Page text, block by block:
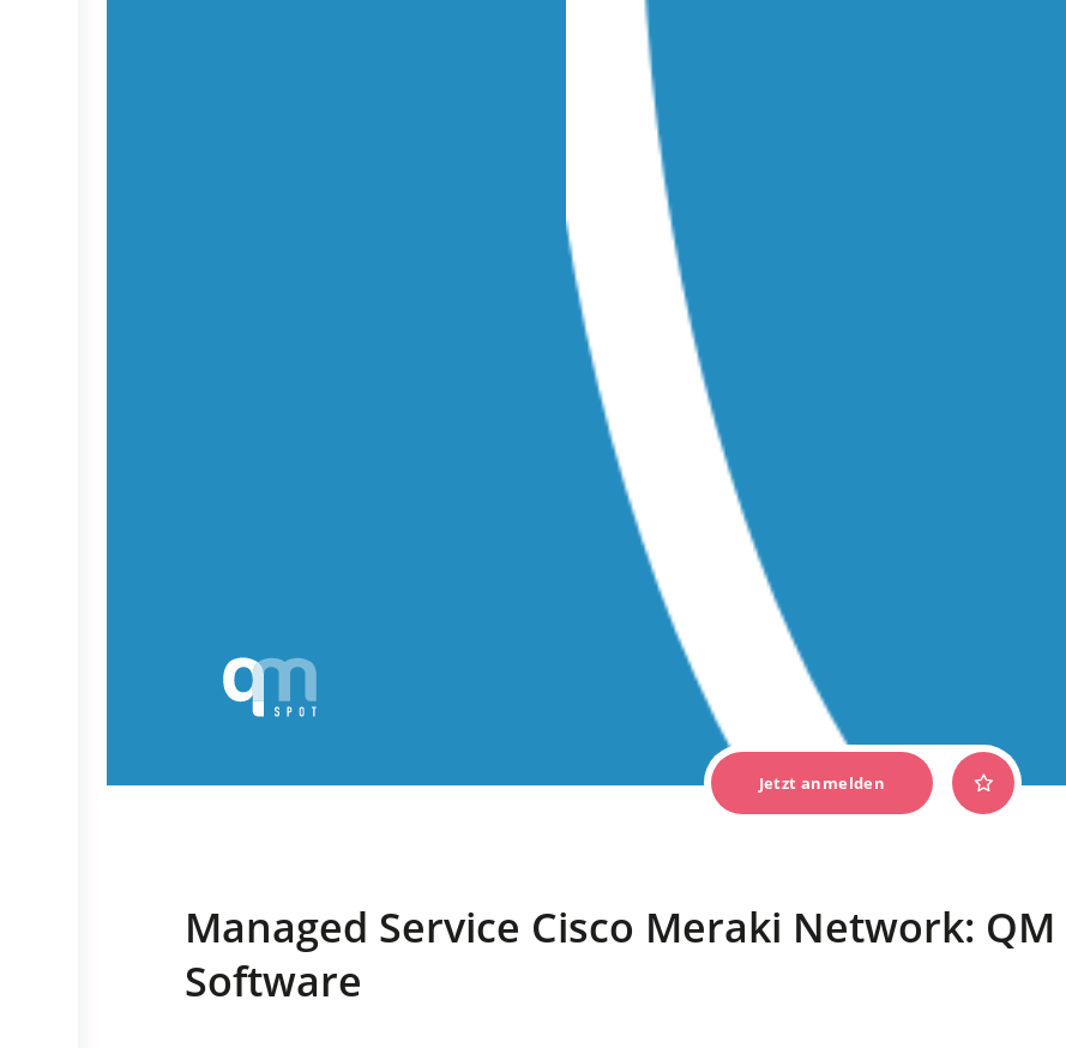
Jetzt anmelden
Managed Service Cisco Meraki Network: QM
Software